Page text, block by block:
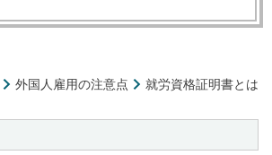
外国人雇用の注意点 就労資格証明書とは